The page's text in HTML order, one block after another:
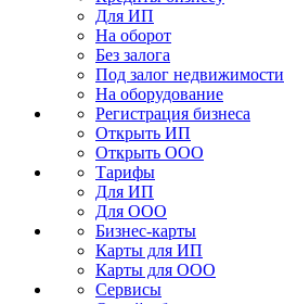
Для ИП
На оборот
Без залога
Под залог недвижимости
На оборудование
Регистрация бизнеса
Открыть ИП
Открыть ООО
Тарифы
Для ИП
Для ООО
Бизнес-карты
Карты для ИП
Карты для ООО
Сервисы